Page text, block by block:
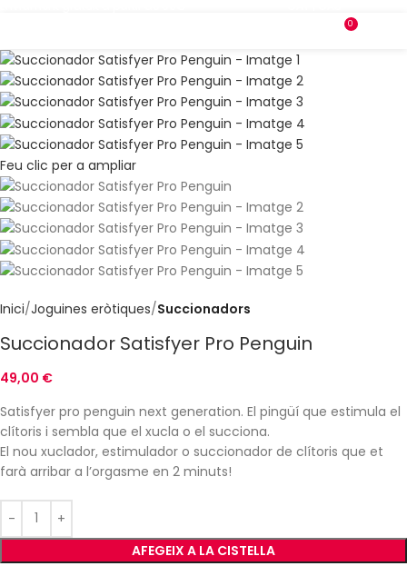
0
Feu clic per a ampliar
Inici Joguines eròtiques Succionadors
Succionador Satisfyer Pro Penguin
49,00 €
Satisfyer pro penguin next generation. El pingüí que estimula el
clítoris i sembla que el xucla o el succiona.
El nou xuclador, estimulador o succionador de clítoris que et
farà arribar a l’orgasme en 2 minuts!
AFEGEIX A LA CISTELLA